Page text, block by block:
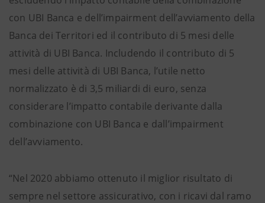
con UBI Banca e dell’impairment dell’avviamento della
Banca dei Territori ed il contributo di 5 mesi delle
attività di UBI Banca. Includendo il contributo di 5
mesi delle attività di UBI Banca, l’utile netto
normalizzato è di 3,5 miliardi di euro, senza
considerare l’impatto contabile derivante dalla
combinazione con UBI Banca e dall’impairment
dell’avviamento.
“Nel 2020 abbiamo ottenuto il miglior risultato di
sempre nel settore assicurativo, con i ricavi dal ramo